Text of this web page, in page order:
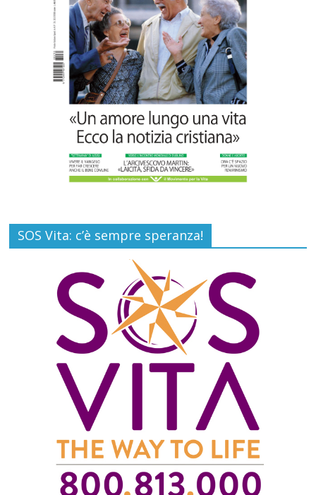
Paolo VI, un santo che canta la bellezza
della vita
6 Agosto 2026 Commenti disabilitati
SOS Vita: c’è sempre speranza!